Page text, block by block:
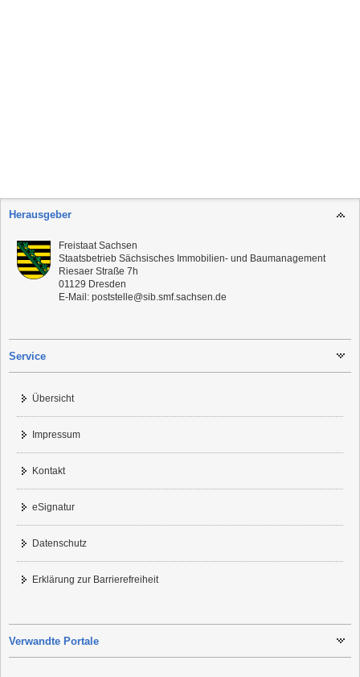
Herausgeber
Freistaat Sachsen
Staatsbetrieb Sächsisches Immobilien- und Baumanagement
Riesaer Straße 7h
01129 Dresden
E-Mail: poststelle@sib.smf.sachsen.de
Service
Übersicht
Impressum
Kontakt
eSignatur
Datenschutz
Erklärung zur Barrierefreiheit
Verwandte Portale